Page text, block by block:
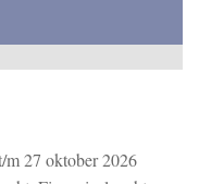
m27 oktober 2026